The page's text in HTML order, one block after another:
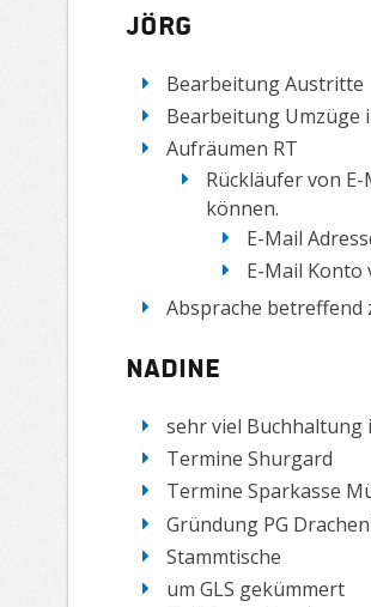
Jörg
Bearbeitung Austritte
Bearbeitung Umzüge
Aufräumen RT
Rückläufer von
können.
E-Mail
E-Mail Konto
Absprache
Nadine
sehr viel
Termine Shurgard
Termine Sparkasse
Gründung PG
Stammtische
um GLS gekümmert